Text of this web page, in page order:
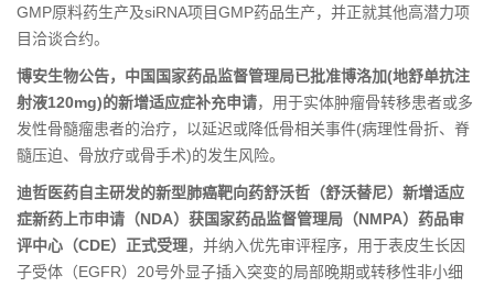
GMP原料药生产及siRNA项目GMP药品生产，并正就其他高潜力项
目洽谈合约。
博安生物公告，中国国家药品监督管理局已批准博洛加(地舒单抗注
射液120mg)的新增适应症补充申请，用于实体肿瘤骨转移患者或多
发性骨髓瘤患者的治疗，以延迟或降低骨相关事件(病理性骨折、脊
髓压迫、骨放疗或骨手术)的发生风险。
迪哲医药自主研发的新型肺癌靶向药舒沃哲（舒沃替尼）新增适应
症新药上市申请（NDA）获国家药品监督管理局（NMPA）药品审
评中心（CDE）正式受理，并纳入优先审评程序，用于表皮生长因
子受体（EGFR）20号外显子插入突变的局部晚期或转移性非小细